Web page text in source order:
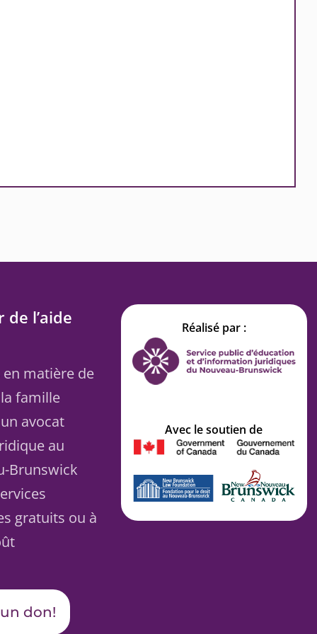
de l’aide
en matière de
famille
avocat
au
Brunswick
gratuits ou à
don!
Réalisé par :
Avec le soutien de